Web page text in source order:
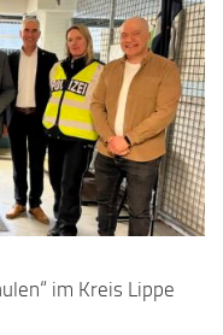
im Kreis Lippe